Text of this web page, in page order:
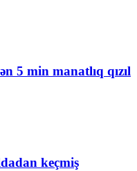
5 min manatlıq qızıl
keçmiş